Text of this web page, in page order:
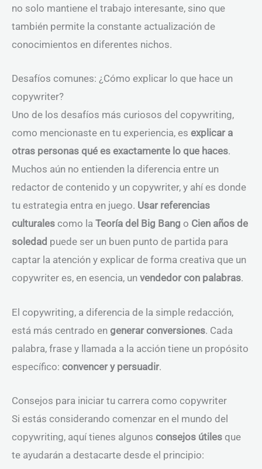
no solo mantiene el trabajo interesante, sino que
también permite la constante actualización de
conocimientos en diferentes nichos.
Desafíos comunes: ¿Cómo explicar lo que hace un
copywriter?
Uno de los desafíos más curiosos del copywriting,
como mencionaste en tu experiencia, es explicar a
otras personas qué es exactamente lo que haces.
Muchos aún no entienden la diferencia entre un
redactor de contenido y un copywriter, y ahí es donde
tu estrategia entra en juego. Usar referencias
culturales como la Teoría del Big Bang o Cien años de
soledad puede ser un buen punto de partida para
captar la atención y explicar de forma creativa que un
copywriter es, en esencia, un vendedor con palabras.
El copywriting, a diferencia de la simple redacción,
está más centrado en generar conversiones. Cada
palabra, frase y llamada a la acción tiene un propósito
específico: convencer y persuadir.
Consejos para iniciar tu carrera como copywriter
Si estás considerando comenzar en el mundo del
copywriting, aquí tienes algunos consejos útiles que
te ayudarán a destacarte desde el principio: